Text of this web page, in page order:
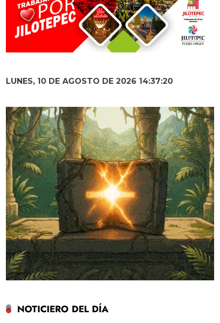
LUNES, 10 DE AGOSTO DE 2026 14:37:22
NOTICIERO DEL DÍA